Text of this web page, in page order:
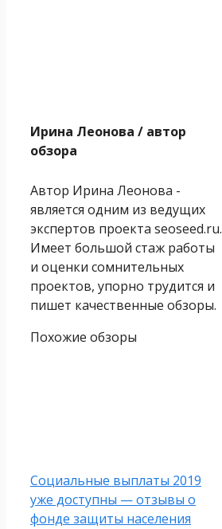
Ирина Леонова / автор
обзора
Автор Ирина Леонова -
является одним из ведущих
экспертов проекта seoseed.ru.
Имеет большой стаж работы
и оценки сомнительных
проектов, упорно трудится и
пишет качественные обзоры.
Похожие обзоры
Социальные выплаты 2019
уже доступны — отзывы о
фонде защиты населения